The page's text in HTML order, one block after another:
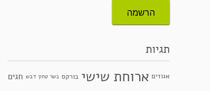
תגיות
אגוזים ארוחת שישי בורקס בשר טחון דבש חגים